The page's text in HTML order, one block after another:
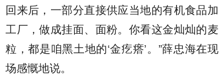
回来后，一部分直接供应当地的有机食品加
工厂，做成挂面、面粉。你看这金灿灿的麦
粒，都是咱黑土地的‘金疙瘩’。”薛忠海在现
场感慨地说。